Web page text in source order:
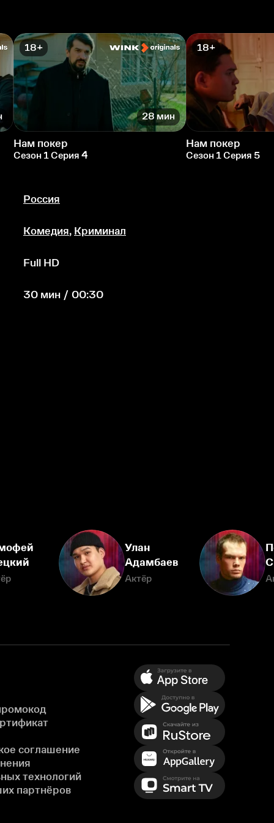
18+
28 мин
Нам покер
Сезон 1 Серия 4
18+
Нам покер
Сезон 1 Серия 5
Россия
Комедия, Криминал
Full HD
30 мин / 00:30
Улан
Адамбаев
Актёр
соглашение
технологий
партнёров